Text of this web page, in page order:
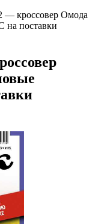
— кроссовер Омода
на поставки